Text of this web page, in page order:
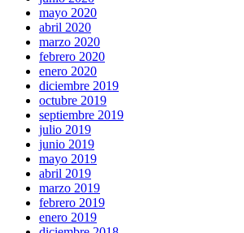
mayo 2020
abril 2020
marzo 2020
febrero 2020
enero 2020
diciembre 2019
octubre 2019
septiembre 2019
julio 2019
junio 2019
mayo 2019
abril 2019
marzo 2019
febrero 2019
enero 2019